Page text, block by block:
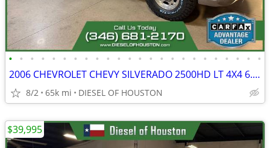
• • • • • • • • • • • • • • • • • • • • • • • •
2006 CHEVROLET CHEVY SILVERADO 2500HD LT 4X4 6.6L DURAMAX DIESEL
8/2 65k mi DIESEL OF HOUSTON
$39,995